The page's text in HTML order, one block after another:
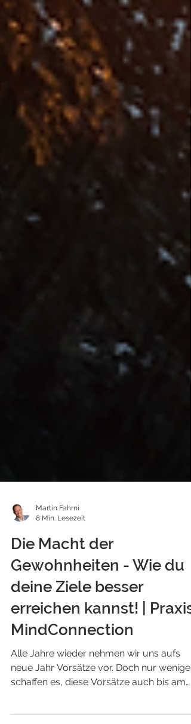
8 Min. Lesezeit
Die Macht der
Gewohnheiten - Wie du
deine Ziele besser
erreichen kannst! | Praxis
MindConnection
neue Jahr Vorsätze vor. Doch nur wenige